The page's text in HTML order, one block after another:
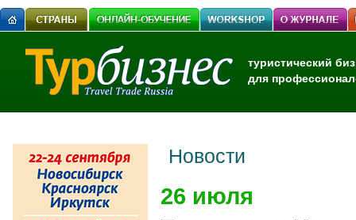
туристический
для
Новости
26 июля